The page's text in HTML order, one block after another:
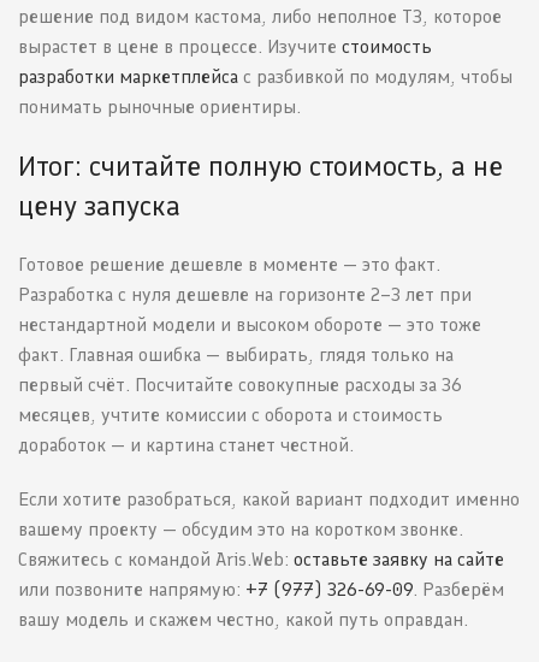
решение под видом кастома, либо неполное ТЗ, которое
вырастет в цене в процессе. Изучите стоимость
разработки маркетплейса с разбивкой по модулям, чтобы
понимать рыночные ориентиры.
Итог: считайте полную стоимость, а не
цену запуска
Готовое решение дешевле в моменте — это факт.
Разработка с нуля дешевле на горизонте 2–3 лет при
нестандартной модели и высоком обороте — это тоже
факт. Главная ошибка — выбирать, глядя только на
первый счёт. Посчитайте совокупные расходы за 36
месяцев, учтите комиссии с оборота и стоимость
доработок — и картина станет честной.
Если хотите разобраться, какой вариант подходит именно
вашему проекту — обсудим это на коротком звонке.
Свяжитесь с командой Aris.Web: оставьте заявку на сайте
или позвоните напрямую: +7 (977) 326-69-09. Разберём
вашу модель и скажем честно, какой путь оправдан.